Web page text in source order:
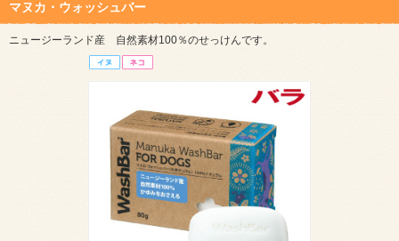
マヌカ・ウォッシュバー
ニュージーランド産 自然素材100％のせっけんです。